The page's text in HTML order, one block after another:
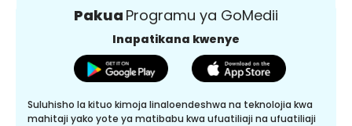
Pakua Programu ya GoMedii
Inapatikana kwenye
Suluhisho la kituo kimoja linaloendeshwa na teknolojia kwa
mahitaji yako yote ya matibabu kwa ufuatiliaji na ufuatiliaji